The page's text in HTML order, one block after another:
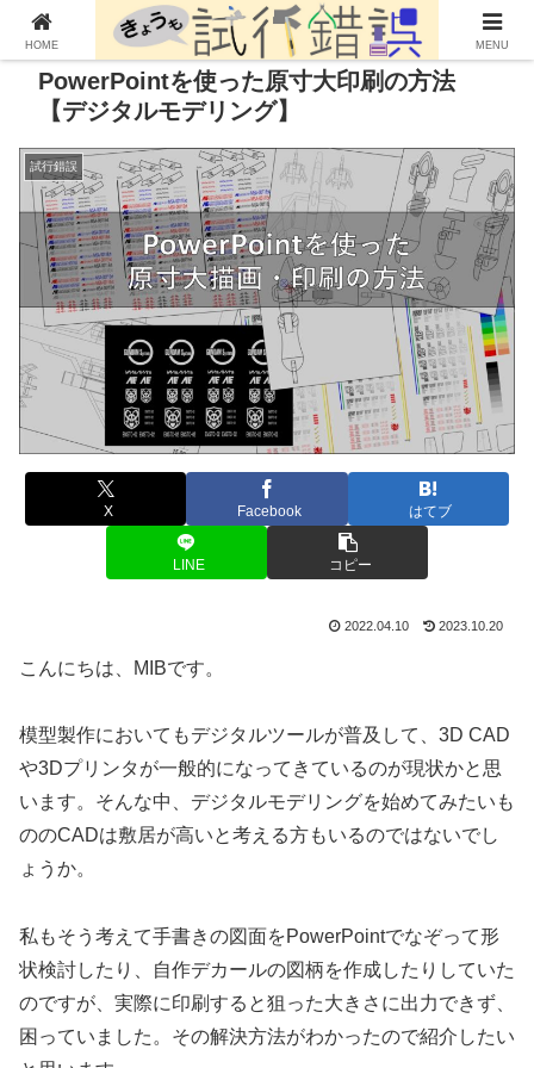
PowerPointを使った原寸大印刷の方法
【デジタルモデリング】
試行錯誤
X Facebook はてブ
LINE コピー
2022.04.10 2023.10.20
こんにちは、MIBです。
模型製作においてもデジタルツールが普及して、3D CAD
や3Dプリンタが一般的になってきているのが現状かと思
います。そんな中、デジタルモデリングを始めてみたいも
ののCADは敷居が高いと考える方もいるのではないでし
ょうか。
私もそう考えて手書きの図面をPowerPointでなぞって形
状検討したり、自作デカールの図柄を作成したりしていた
のですが、実際に印刷すると狙った大きさに出力できず、
困っていました。その解決方法がわかったので紹介したい
HOME MENU